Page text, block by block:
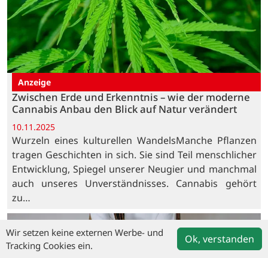
Anzeige
Zwischen Erde und Erkenntnis – wie der moderne
Cannabis Anbau den Blick auf Natur verändert
10.11.2025
Wurzeln eines kulturellen WandelsManche Pflanzen
tragen Geschichten in sich. Sie sind Teil menschlicher
Entwicklung, Spiegel unserer Neugier und manchmal
auch unseres Unverständnisses. Cannabis gehört
zu…
Wir setzen keine externen Werbe- und
Tracking Cookies ein.
Ok, verstanden